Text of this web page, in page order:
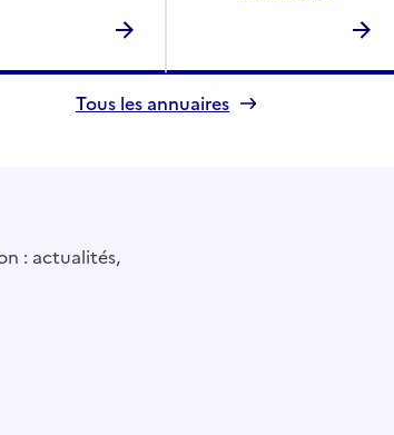
Tous les annuaires
: actualités,